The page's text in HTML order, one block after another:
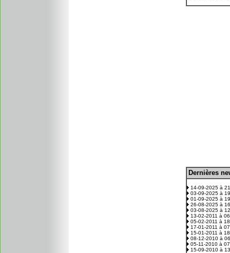
Dernières
14-09-2025 à
03-09-2025 à
01-09-2025 à
26-08-2025 à
03-08-2025 à
13-02-2011 à
05-02-2011 à
17-01-2011 à
15-01-2011 à
08-12-2010 à
05-11-2010 à
15-09-2010 à